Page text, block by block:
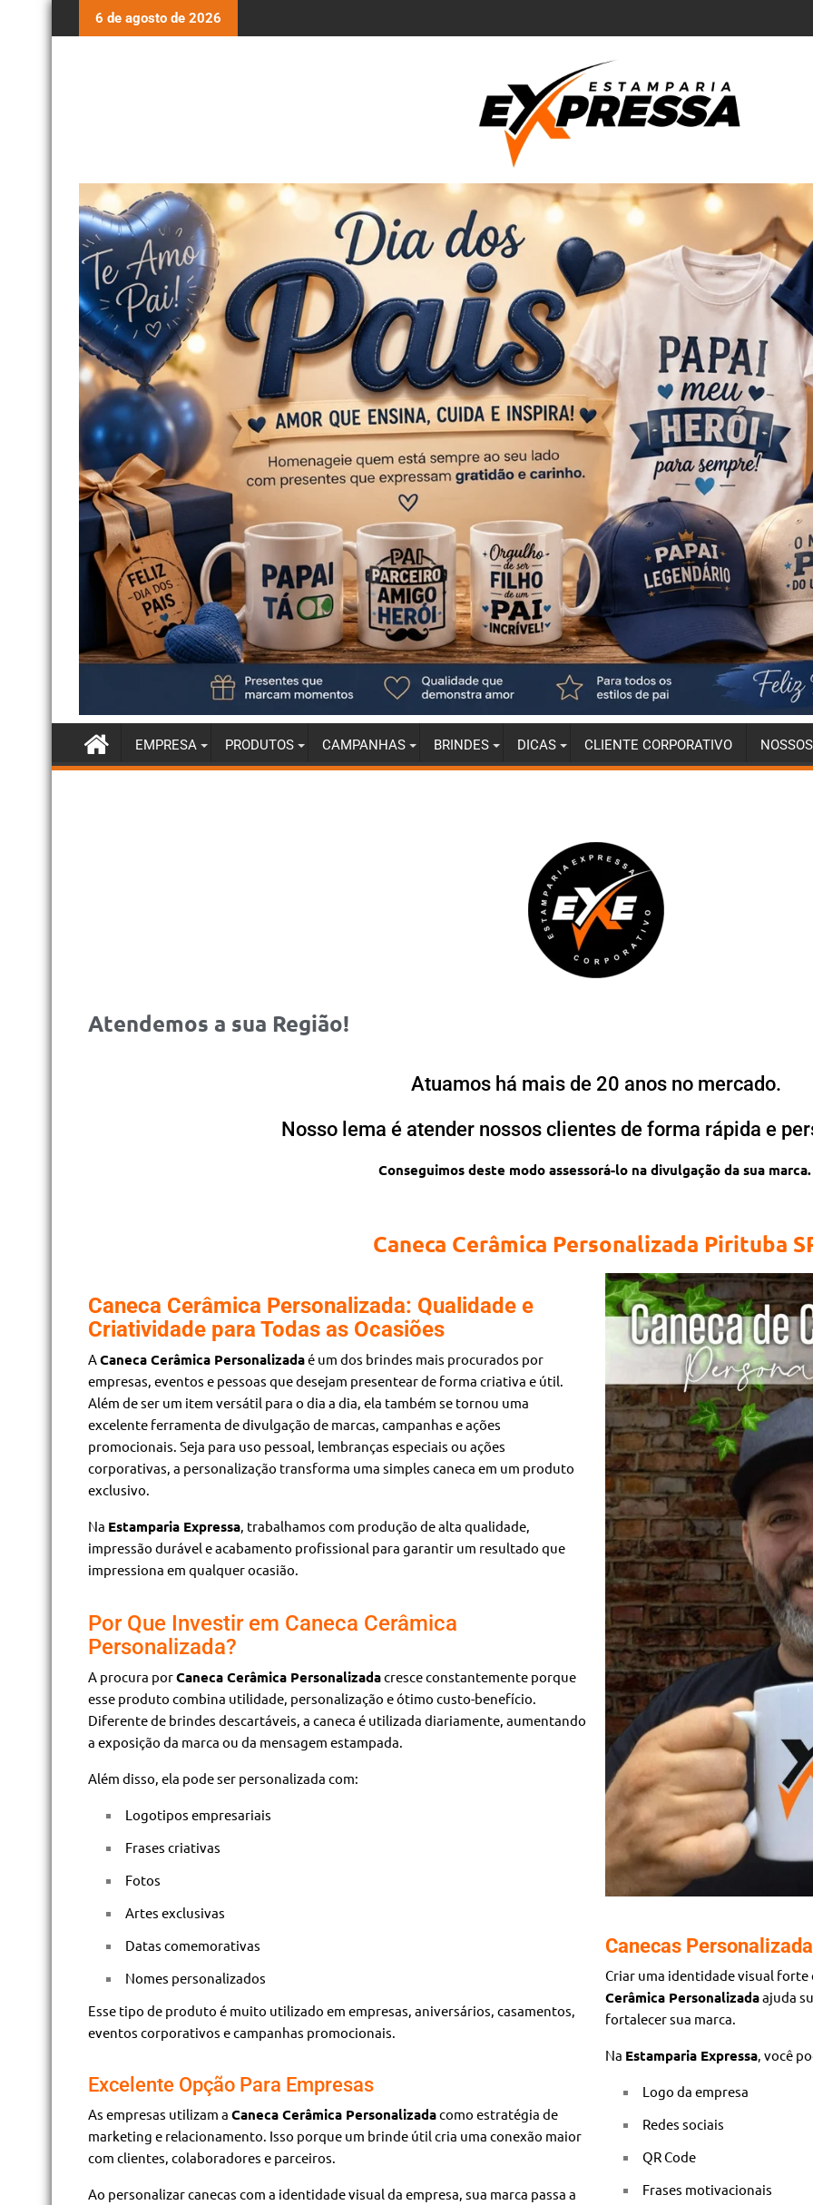
6 de agosto de 2026
EMPRESA PRODUTOS CAMPANHAS BRINDES DICAS CLIENTE CORPORATIVO
Atendemos a sua Região!
Atuamos há mais de 20 anos no mercado.
Nosso lema é atender nossos clientes de forma rápida e
Conseguimos deste modo assessorá-lo na divulgação da sua
Caneca Cerâmica Personalizada Pirituba
Caneca Cerâmica Personalizada: Qualidade e
Criatividade para Todas as Ocasiões
A Caneca Cerâmica Personalizadaé um dos brindes mais procurados por
empresas, eventos e pessoas que desejam presentear de forma criativa e útil.
Além de ser um item versátil para o dia a dia, ela também se tornou uma
excelente ferramenta de divulgação de marcas, campanhas e ações
promocionais. Seja para uso pessoal, lembranças especiais ou ações
corporativas, a personalização transforma uma simples caneca em um produto
exclusivo.
Na Estamparia Expressa , trabalhamos com produção de alta qualidade,
impressão durável e acabamento profissional para garantir um resultado que
impressiona em qualquer ocasião.
Por Que Investir em Caneca Cerâmica
Personalizada?
A procura porCaneca Cerâmica Personalizadacresce constantemente porque
esse produto combina utilidade, personalização e ótimo custo-benefício.
Diferente de brindes descartáveis, a caneca é utilizada diariamente, aumentando
a exposição da marca ou da mensagem estampada.
Além disso, ela pode ser personalizada com:
Logotipos empresariais
Frases criativas
Fotos
Artes exclusivas
Datas comemorativas
Nomes personalizados
Esse tipo de produto é muito utilizado em empresas, aniversários, casamentos,
eventos corporativos e campanhas promocionais.
Excelente Opção Para Empresas
As empresas utilizam a Caneca Cerâmica Personalizadacomo estratégia de
marketing e relacionamento. Isso porque um brinde útil cria uma conexão maior
com clientes, colaboradores e parceiros.
Ao personalizar canecas com a identidade visual da empresa, sua marca passa a
Canecas
Criar uma identidade visual forte
Cerâmica Personalizadaajuda
fortalecer sua marca.
Na Estamparia Expressa, você
Logo da empresa
Redes sociais
QR Code
Frases motivacionais